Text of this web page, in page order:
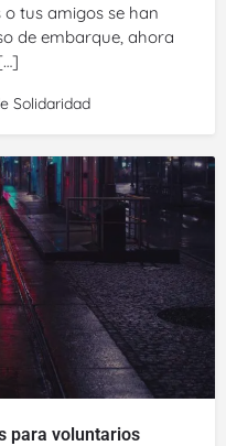
tus amigos se han
de embarque, ahora
Solidaridad
para voluntarios